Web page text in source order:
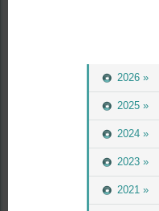
2026 »
2025 »
2024 »
2023 »
2021 »